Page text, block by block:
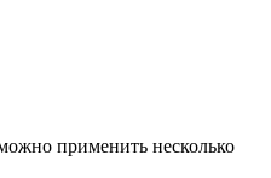
применить несколько